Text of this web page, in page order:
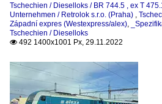
Tschechien / Dieselloks / BR 744.5 , ex T
Unternehmen / Retrolok s.r.o. (Praha) ,
Západní expres (Westexpress/alex),
Tschechien / Dieselloks
 492 1400x1001 Px, 29.11.2022